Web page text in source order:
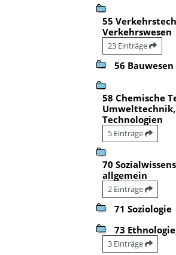
55
Verkehrswesen
23 Einträge
56 Bauwesen
58 Chemische
Technologien
5 Einträge
70
allgemein
2 Einträge
71 Soziologie
73
3 Einträge